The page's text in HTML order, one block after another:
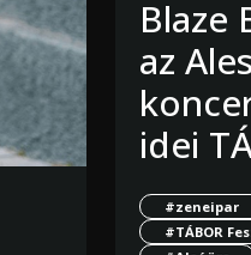
Blaze
az
idei
#zeneipar
#TÁBOR